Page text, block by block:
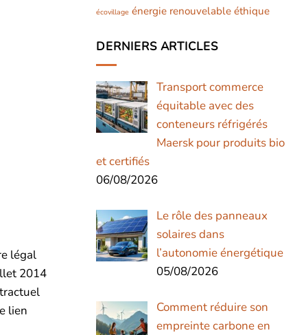
légal
2014
lien
écovillage énergie renouvelable éthique
DERNIERS ARTICLES
Transport commerce
équitable avec des
conteneurs réfrigérés
Maersk pour produits bio
et certifiés
06/08/2026
Le rôle des panneaux
solaires dans
l’autonomie énergétique
05/08/2026
Comment réduire son
empreinte carbone en